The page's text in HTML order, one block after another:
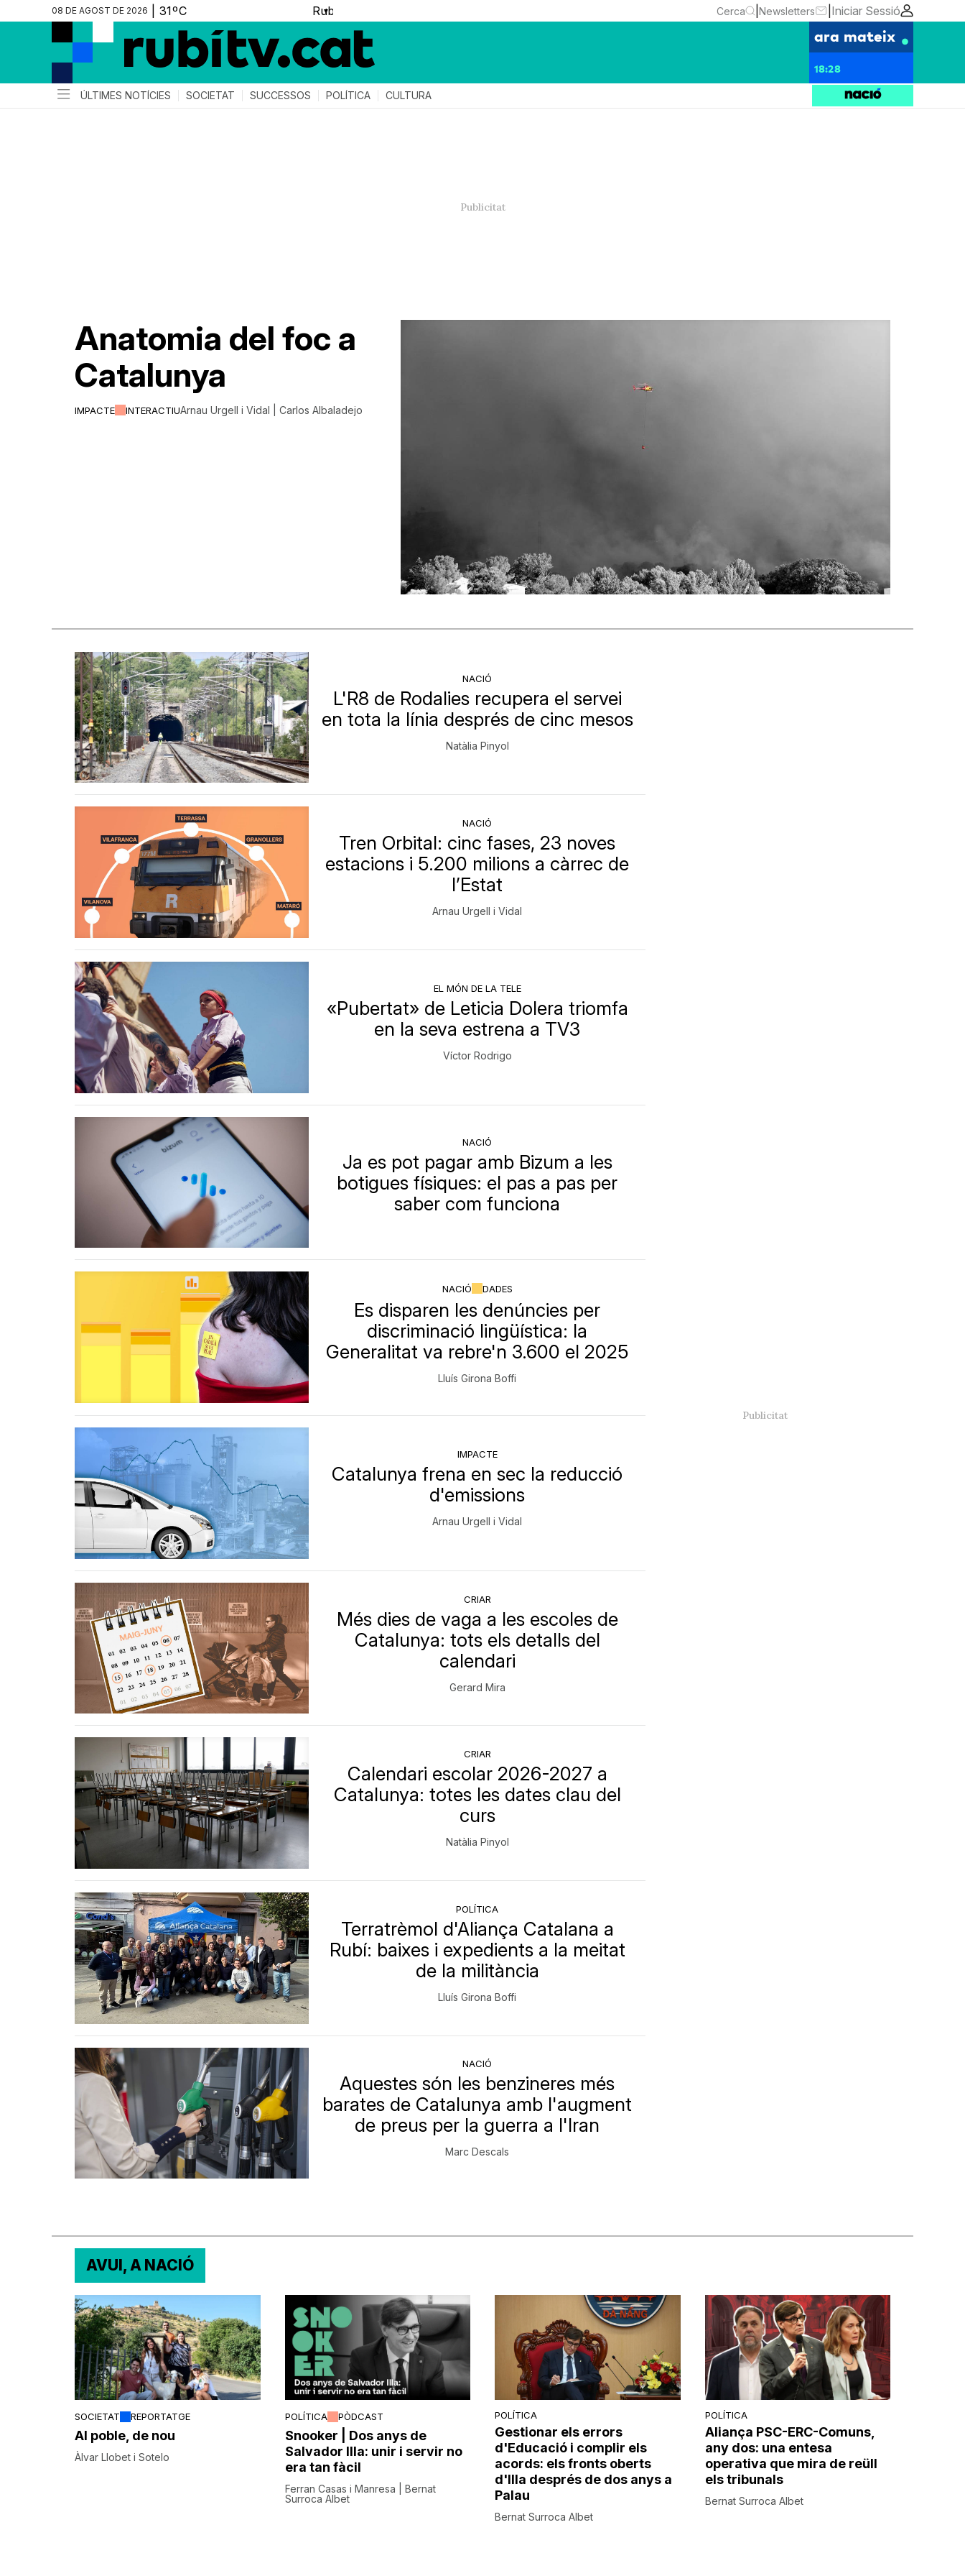
08 DE AGOST DE 2026 ▼ Cerca Newsletters Iniciar Sessió
ara mateix
18:28
ÚLTIMES NOTÍCIES SOCIETAT SUCCESSOS POLÍTICA CULTURA
IMPACTE INTERACTIU
Anatomia del foc a
Catalunya
Arnau Urgell i Vidal | Carlos Albaladejo
NACIÓ
L'R8 de Rodalies recupera el servei
en tota la línia després de cinc mesos
Natàlia Pinyol
NACIÓ
Tren Orbital: cinc fases, 23 noves
estacions i 5.200 milions a càrrec de
l’Estat
Arnau Urgell i Vidal
EL MÓN DE LA TELE
«Pubertat» de Leticia Dolera triomfa
en la seva estrena a TV3
Víctor Rodrigo
NACIÓ
Ja es pot pagar amb Bizum a les
botigues físiques: el pas a pas per
saber com funciona
NACIÓ DADES
Es disparen les denúncies per
discriminació lingüística: la
Generalitat va rebre'n 3.600 el 2025
Lluís Girona Boffi
IMPACTE
Catalunya frena en sec la reducció
d'emissions
Arnau Urgell i Vidal
CRIAR
Més dies de vaga a les escoles de
Catalunya: tots els detalls del
calendari
Gerard Mira
CRIAR
Calendari escolar 2026-2027 a
Catalunya: totes les dates clau del
curs
Natàlia Pinyol
POLÍTICA
Terratrèmol d'Aliança Catalana a
Rubí: baixes i expedients a la meitat
de la militància
Lluís Girona Boffi
NACIÓ
Aquestes són les benzineres més
barates de Catalunya amb l'augment
de preus per la guerra a l'Iran
Marc Descals
AVUI, A NACIÓ
SOCIETAT REPORTATGE
Al poble, de nou
Àlvar Llobet i Sotelo
POLÍTICA PÒDCAST
Snooker | Dos anys de
Salvador Illa: unir i servir no
era tan fàcil
Ferran Casas i Manresa | Bernat
Surroca Albet
POLÍTICA
Gestionar els errors
d'Educació i complir els
acords: els fronts oberts
d'Illa després de dos anys a
Palau
Bernat Surroca Albet
POLÍTICA
Aliança PSC-ERC-Comuns,
any dos: una entesa
operativa que mira de reüll
els tribunals
Bernat Surroca Albet